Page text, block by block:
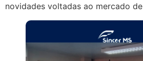
novidades voltadas ao mercado